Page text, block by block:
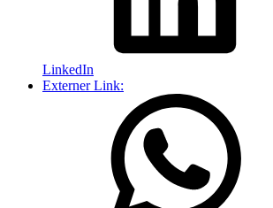
LinkedIn
Externer Link: